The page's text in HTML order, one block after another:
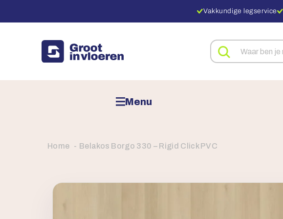
Vakkundige legservice
Zoeken
naar
Menu
Home Belakos Borgo 330 – Rigid Click PVC